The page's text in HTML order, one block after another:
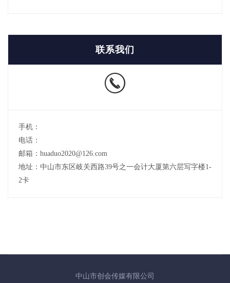
联系我们
手机：
电话：
邮箱：huaduo2020@126.com
地址：中山市东区岐关西路39号之一会计大厦第六层写字楼1-
2卡
中山市创会传媒有限公司